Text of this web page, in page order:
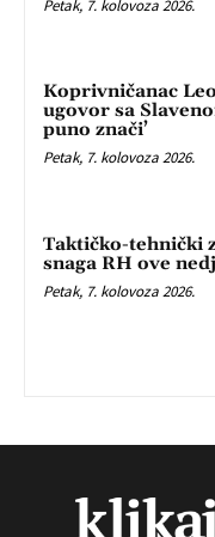
Petak, 7. kolovoza 2026.
Koprivničanac
ugovor sa
puno znači’
Petak, 7. kolovoza 2026.
Taktičko-tehnički
snaga RH ove
Petak, 7. kolovoza 2026.